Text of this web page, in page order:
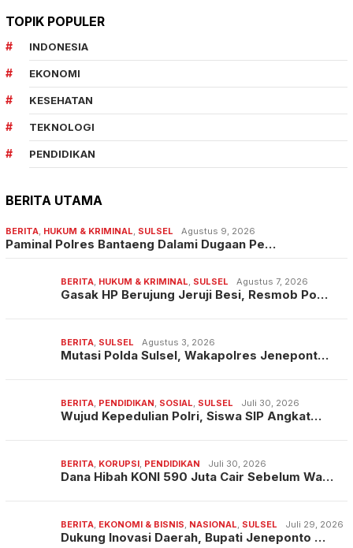
TOPIK POPULER
INDONESIA
EKONOMI
KESEHATAN
TEKNOLOGI
PENDIDIKAN
BERITA UTAMA
BERITA HUKUM & KRIMINAL SULSEL Agustus 9, 2026
Paminal Polres Bantaeng Dalami Dugaan Pe…
BERITA HUKUM & KRIMINAL SULSEL Agustus 7, 2026
Gasak HP Berujung Jeruji Besi, Resmob Po…
BERITA SULSEL Agustus 3, 2026
Mutasi Polda Sulsel, Wakapolres Jenepont…
BERITA PENDIDIKAN SOSIAL SULSEL Juli 30, 2026
Wujud Kepedulian Polri, Siswa SIP Angkat…
BERITA KORUPSI PENDIDIKAN Juli 30, 2026
Dana Hibah KONI 590 Juta Cair Sebelum Wa…
BERITA EKONOMI & BISNIS NASIONAL SULSEL Juli 29, 2026
Dukung Inovasi Daerah, Bupati Jeneponto …